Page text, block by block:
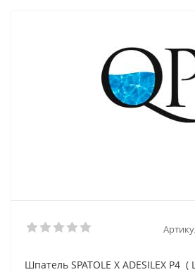
Шпатель SPATOLE X ADESILEX P4 (